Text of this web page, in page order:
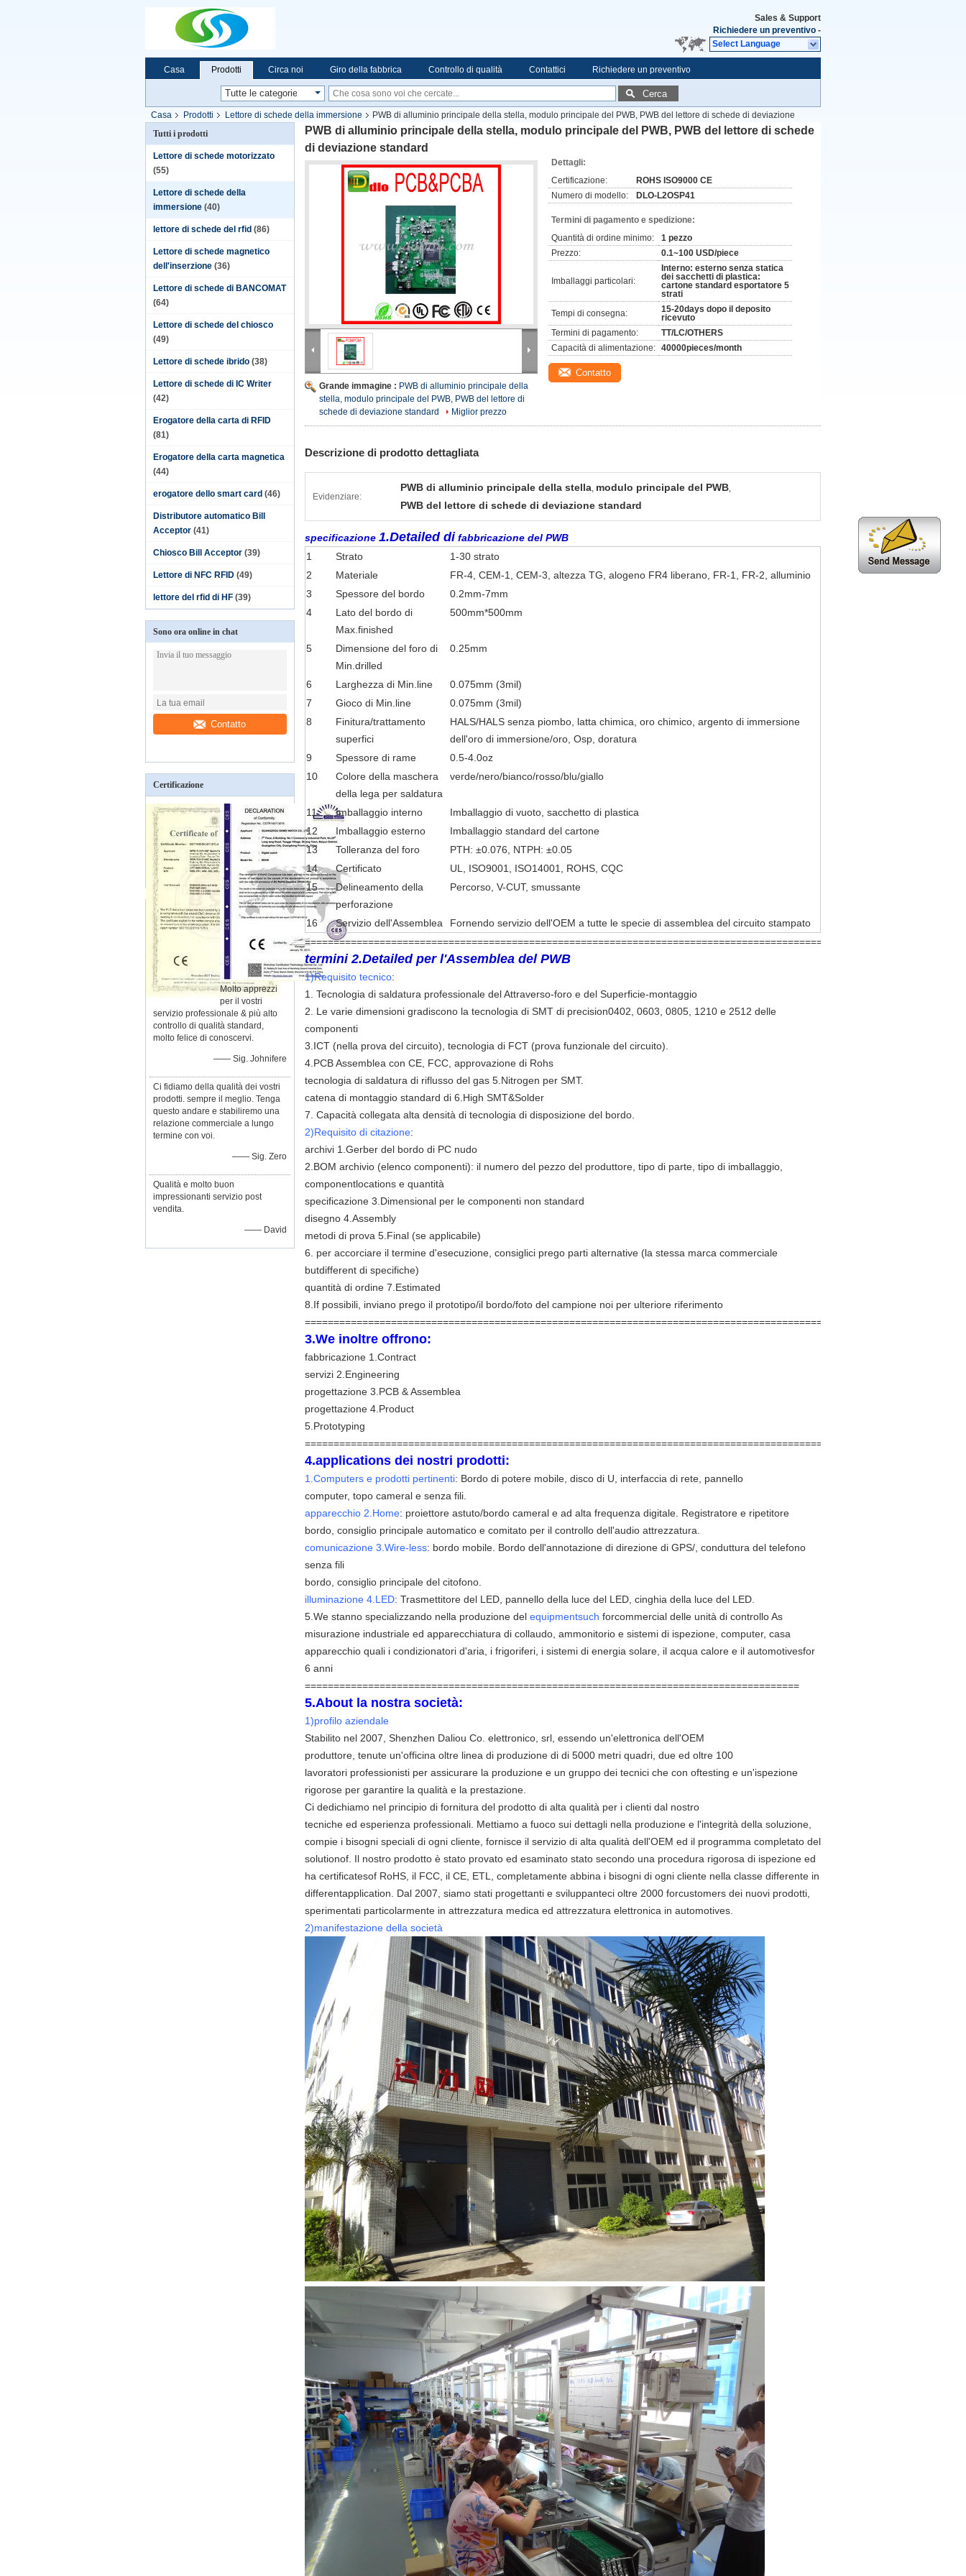
Sales & Support
Richiedere un preventivo -
Select Language
Casa Prodotti Circa noi Giro della fabbrica Controllo di qualità Contattici Richiedere un preventivo
Cerca
Casa Prodotti Lettore di schede della immersione
PWB di alluminio principale della stella, modulo principale del PWB, PWB del lettore di schede di deviazione
standard
Tutti i prodotti
Lettore di schede motorizzato
(55)
Lettore di schede della
immersione (40)
lettore di schede del rfid (86)
Lettore di schede magnetico
dell'inserzione (36)
Lettore di schede di BANCOMAT
(64)
Lettore di schede del chiosco
(49)
Lettore di schede ibrido (38)
Lettore di schede di IC Writer
(42)
Erogatore della carta di RFID
(81)
Erogatore della carta magnetica
(44)
erogatore dello smart card (46)
Distributore automatico Bill
Acceptor (41)
Chiosco Bill Acceptor (39)
Lettore di NFC RFID (49)
lettore del rfid di HF (39)
Sono ora online in chat
Contatto
Certificazione
Molto apprezzi
per il vostri
servizio professionale & più alto
controllo di qualità standard,
molto felice di conoscervi.
—— Sig. Johnifere
Ci fidiamo della qualità dei vostri
prodotti. sempre il meglio. Tenga
questo andare e stabiliremo una
relazione commerciale a lungo
termine con voi.
—— Sig. Zero
Qualità e molto buon
impressionanti servizio post
vendita.
—— David
PWB di alluminio principale della stella, modulo principale del PWB, PWB del lettore di schede
di deviazione standard
Grande immagine : PWB di alluminio principale della
stella, modulo principale del PWB, PWB del lettore di
schede di deviazione standard
Miglior prezzo
Dettagli:
Certificazione:
ROHS ISO9000 CE
Numero di modello:
DLO-L2OSP41
Termini di pagamento e spedizione:
Quantità di ordine minimo:
1 pezzo
Prezzo:
0.1~100 USD/piece
Imballaggi particolari:
Interno: esterno senza statica
dei sacchetti di plastica:
cartone standard esportatore 5
strati
Tempi di consegna:
15-20days dopo il deposito
ricevuto
Termini di pagamento:
TT/LC/OTHERS
Capacità di alimentazione: 40000pieces/month
Contatto
Descrizione di prodotto dettagliata
Evidenziare:
PWB di alluminio principale della stella, modulo principale del PWB,
PWB del lettore di schede di deviazione standard
specificazione 1.Detailed di fabbricazione del PWB
1
Strato
1-30 strato
2
Materiale
FR-4, CEM-1, CEM-3, altezza TG, alogeno FR4 liberano, FR-1, FR-2, alluminio
3
Spessore del bordo
0.2mm-7mm
4
Lato del bordo di
Max.finished
500mm*500mm
5
Dimensione del foro di
Min.drilled
0.25mm
6 Larghezza di Min.line
0.075mm (3mil)
7
Gioco di Min.line
0.075mm (3mil)
8
Finitura/trattamento
superfici
HALS/HALS senza piombo, latta chimica, oro chimico, argento di immersione
dell'oro di immersione/oro, Osp, doratura
9
Spessore di rame
0.5-4.0oz
10
Colore della maschera
della lega per saldatura
verde/nero/bianco/rosso/blu/giallo
11 Imballaggio interno
Imballaggio di vuoto, sacchetto di plastica
12
Imballaggio esterno
Imballaggio standard del cartone
13
Tolleranza del foro
PTH: ±0.076, NTPH: ±0.05
14
Certificato
UL, ISO9001, ISO14001, ROHS, CQC
15
Delineamento della
perforazione
Percorso, V-CUT, smussante
16 Servizio dell'Assemblea
Fornendo servizio dell'OEM a tutte le specie di assemblea del circuito stampato
===============================================================================================
termini 2.Detailed per l'Assemblea del PWB
1)Requisito tecnico:
1. Tecnologia di saldatura professionale del Attraverso-foro e del Superficie-montaggio
2. Le varie dimensioni gradiscono la tecnologia di SMT di precision0402, 0603, 0805, 1210 e 2512 delle
componenti
3.ICT (nella prova del circuito), tecnologia di FCT (prova funzionale del circuito).
4.PCB Assemblea con CE, FCC, approvazione di Rohs
tecnologia di saldatura di riflusso del gas 5.Nitrogen per SMT.
catena di montaggio standard di 6.High SMT&Solder
7. Capacità collegata alta densità di tecnologia di disposizione del bordo.
2)Requisito di citazione:
archivi 1.Gerber del bordo di PC nudo
2.BOM archivio (elenco componenti): il numero del pezzo del produttore, tipo di parte, tipo di imballaggio,
componentlocations e quantità
specificazione 3.Dimensional per le componenti non standard
disegno 4.Assembly
metodi di prova 5.Final (se applicabile)
6. per accorciare il termine d'esecuzione, consiglici prego parti alternative (la stessa marca commerciale
butdifferent di specifiche)
quantità di ordine 7.Estimated
8.If possibili, inviano prego il prototipo/il bordo/foto del campione noi per ulteriore riferimento
===============================================================================================
3.We inoltre offrono:
fabbricazione 1.Contract
servizi 2.Engineering
progettazione 3.PCB & Assemblea
progettazione 4.Product
5.Prototyping
===============================================================================================
4.applications dei nostri prodotti:
1.Computers e prodotti pertinenti: Bordo di potere mobile, disco di U, interfaccia di rete, pannello
computer, topo cameral e senza fili.
apparecchio 2.Home: proiettore astuto/bordo cameral e ad alta frequenza digitale. Registratore e ripetitore
bordo, consiglio principale automatico e comitato per il controllo dell'audio attrezzatura.
comunicazione 3.Wire-less: bordo mobile. Bordo dell'annotazione di direzione di GPS/, conduttura del telefono
senza fili
bordo, consiglio principale del citofono.
illuminazione 4.LED: Trasmettitore del LED, pannello della luce del LED, cinghia della luce del LED.
5.We stanno specializzando nella produzione del equipmentsuch forcommercial delle unità di controllo As
misurazione industriale ed apparecchiatura di collaudo, ammonitorio e sistemi di ispezione, computer, casa
apparecchio quali i condizionatori d'aria, i frigoriferi, i sistemi di energia solare, il acqua calore e il automotivesfor
6 anni
======================================================================================
5.About la nostra società:
1)profilo aziendale
Stabilito nel 2007, Shenzhen Daliou Co. elettronico, srl, essendo un'elettronica dell'OEM
produttore, tenute un'officina oltre linea di produzione di di 5000 metri quadri, due ed oltre 100
lavoratori professionisti per assicurare la produzione e un gruppo dei tecnici che con oftesting e un'ispezione
rigorose per garantire la qualità e la prestazione.
Ci dedichiamo nel principio di fornitura del prodotto di alta qualità per i clienti dal nostro
tecniche ed esperienza professionali. Mettiamo a fuoco sui dettagli nella produzione e l'integrità della soluzione,
compie i bisogni speciali di ogni cliente, fornisce il servizio di alta qualità dell'OEM ed il programma completato del
solutionof. Il nostro prodotto è stato provato ed esaminato stato secondo una procedura rigorosa di ispezione ed
ha certificatesof RoHS, il FCC, il CE, ETL, completamente abbina i bisogni di ogni cliente nella classe differente in
differentapplication. Dal 2007, siamo stati progettanti e sviluppanteci oltre 2000 forcustomers dei nuovi prodotti,
sperimentati particolarmente in attrezzatura medica ed attrezzatura elettronica in automotives.
2)manifestazione della società